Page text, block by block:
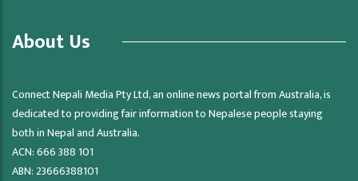
About Us
Connect Nepali Media Pty Ltd, an online news portal from Australia, is
dedicated to providing fair information to Nepalese people staying
both in Nepal and Australia.
ACN: 666 388 101
ABN: 23666388101